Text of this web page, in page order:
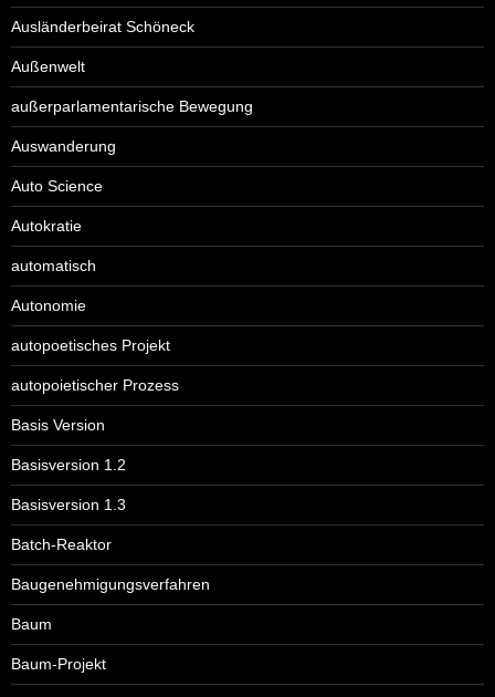
Ausländerbeirat Schöneck
Außenwelt
außerparlamentarische Bewegung
Auswanderung
Auto Science
Autokratie
automatisch
Autonomie
autopoetisches Projekt
autopoietischer Prozess
Basis Version
Basisversion 1.2
Basisversion 1.3
Batch-Reaktor
Baugenehmigungsverfahren
Baum
Baum-Projekt